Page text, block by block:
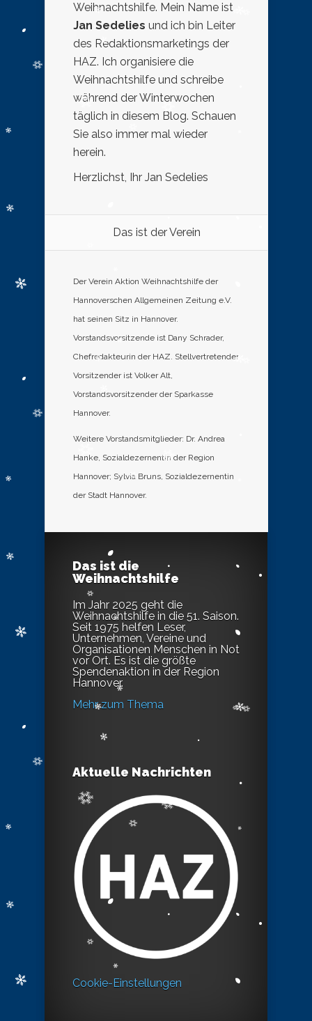
Weihnachtshilfe. Mein Name ist
Jan Sedelies und ich bin Leiter
des Redaktionsmarketings der
HAZ. Ich organisiere die
Weihnachtshilfe und schreibe
während der Winterwochen
täglich in diesem Blog. Schauen
Sie also immer mal wieder
herein.
Herzlichst, Ihr Jan Sedelies
Das ist der Verein
Der Verein Aktion Weihnachtshilfe der
Hannoverschen Allgemeinen Zeitung e.V.
hat seinen Sitz in Hannover.
Vorstandsvorsitzende ist Dany Schrader,
Chefredakteurin der HAZ. Stellvertretender
Vorsitzender ist Volker Alt,
Vorstandsvorsitzender der Sparkasse
Hannover.
Weitere Vorstandsmitglieder: Dr. Andrea
Hanke, Sozialdezernentin der Region
Hannover; Sylvia Bruns, Sozialdezernentin
der Stadt Hannover.
Das ist die
Weihnachtshilfe
Im Jahr 2025 geht die
Weihnachtshilfe in die 51. Saison.
Seit 1975 helfen Leser,
Unternehmen, Vereine und
Organisationen Menschen in Not
vor Ort. Es ist die größte
Spendenaktion in der Region
Hannover.
Mehr zum Thema
Aktuelle Nachrichten
Cookie-Einstellungen